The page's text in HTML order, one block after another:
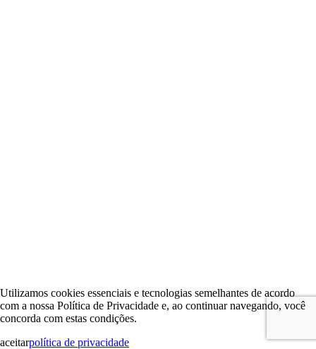
Utilizamos cookies essenciais e tecnologias semelhantes de acordo
com a nossa Política de Privacidade e, ao continuar navegando, você
concorda com estas condições.
aceitarpolítica de privacidade